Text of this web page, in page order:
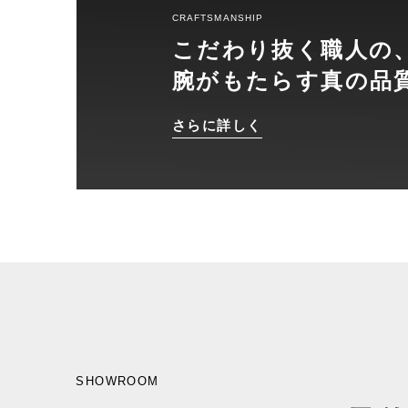
CRAFTSMANSHIP
こだわり抜く職人の
腕がもたらす真の品
さらに詳しく
SHOWROOM